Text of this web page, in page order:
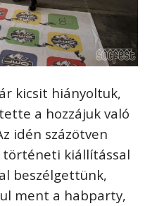
kicsit hiányoltuk,
a hozzájuk való
idén százötven
történeti kiállítással
beszélgettünk,
ment a habparty,